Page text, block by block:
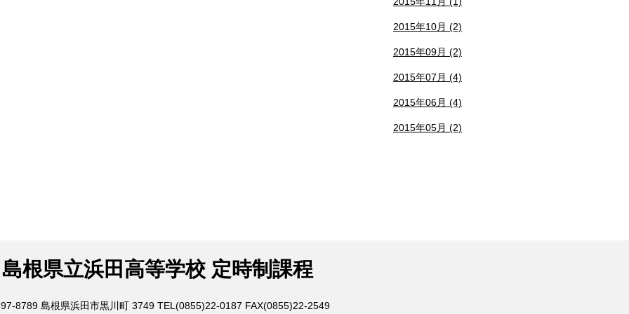
2015年10月 (2)
2015年09月 (2)
2015年07月 (4)
2015年06月 (4)
2015年05月 (2)
島根県立浜田高等学校 定時制課程
8789 島根県浜田市黒川町 3749 TEL(0855)22-0187 FAX(0855)22-2549